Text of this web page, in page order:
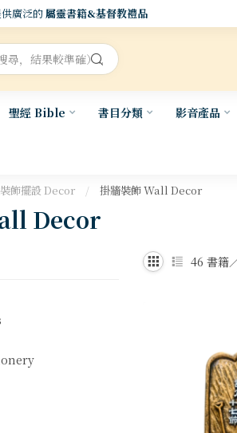
廣泛的屬靈書籍&基督教禮品
聖經 Bible 書目分類 影音產品
裝飾擺設 Decor / 掛牆裝飾 Wall Decor
Decor
46 書籍